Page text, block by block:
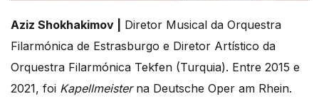
Aziz Shokhakimov |
Diretor Musical da Orquestra
Filarmónica de Estrasburgo e Diretor Artístico da
Orquestra Filarmónica Tekfen (Turquia). Entre 2015 e
2021, foi Kapellmeisterna Deutsche Oper am Rhein.